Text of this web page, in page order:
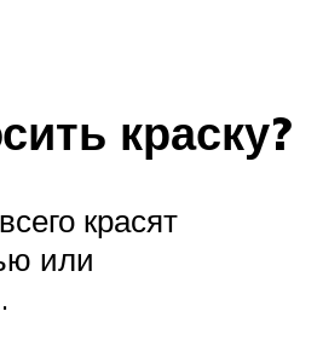
краску?
красят
или